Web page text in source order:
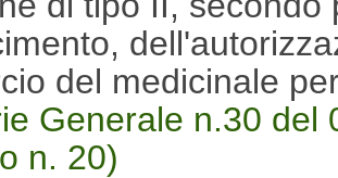
del medicinale
Generale n.30 del
n. 20)